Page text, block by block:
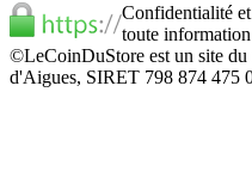
Confidentialité
toute
©LeCoinDuStore est un site
d'Aigues, SIRET 798 874 475